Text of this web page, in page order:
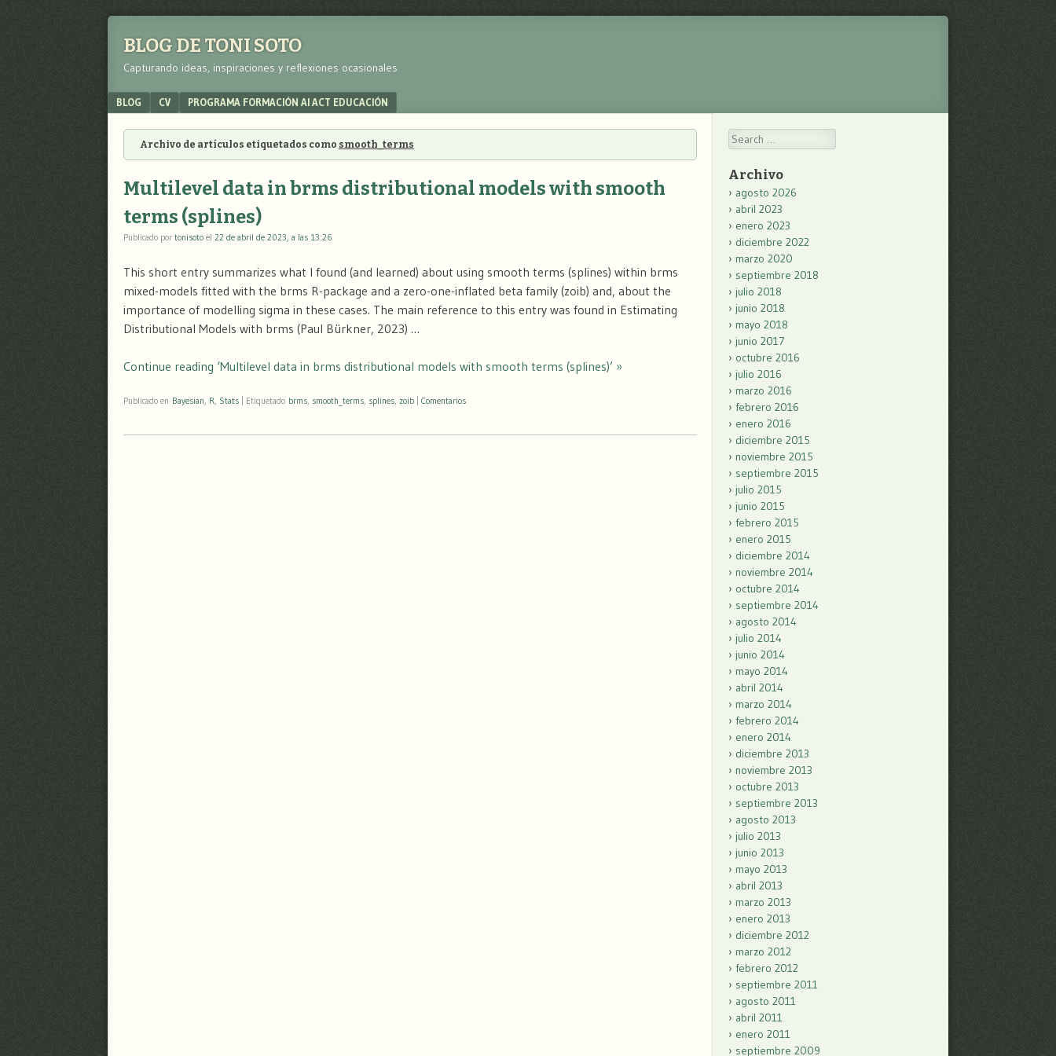
BLOG DE TONI SOTO
Capturando ideas, inspiraciones y reflexiones ocasionales
Menu
SKIP TO CONTENT
BLOG CV PROGRAMA FORMACIÓN AI ACT EDUCACIÓN
Archivo de artículos etiquetados como smooth_terms
Multilevel data in brms distributional models with smooth
terms (splines)
Publicado por tonisoto el 22 de abril de 2023, a las 13:26
This short entry summarizes what I found (and learned) about using smooth terms (splines) within brms
mixed-models fitted with the brms R-package and a zero-one-inflated beta family (zoib) and, about the
importance of modelling sigma in these cases. The main reference to this entry was found in Estimating
Distributional Models with brms (Paul Bürkner, 2023) …
Continue reading ‘Multilevel data in brms distributional models with smooth terms (splines)’ »
Publicado en Bayesian, R, Stats Etiquetado brms, smooth_terms, splines, zoib Comentarios
Search
Archivo
agosto 2026
abril 2023
enero 2023
diciembre 2022
marzo 2020
septiembre 2018
julio 2018
junio 2018
mayo 2018
junio 2017
octubre 2016
julio 2016
marzo 2016
febrero 2016
enero 2016
diciembre 2015
noviembre 2015
septiembre 2015
julio 2015
junio 2015
febrero 2015
enero 2015
diciembre 2014
noviembre 2014
octubre 2014
septiembre 2014
agosto 2014
julio 2014
junio 2014
mayo 2014
abril 2014
marzo 2014
febrero 2014
enero 2014
diciembre 2013
noviembre 2013
octubre 2013
septiembre 2013
agosto 2013
julio 2013
junio 2013
mayo 2013
abril 2013
marzo 2013
enero 2013
diciembre 2012
marzo 2012
febrero 2012
septiembre 2011
agosto 2011
abril 2011
enero 2011
septiembre 2009